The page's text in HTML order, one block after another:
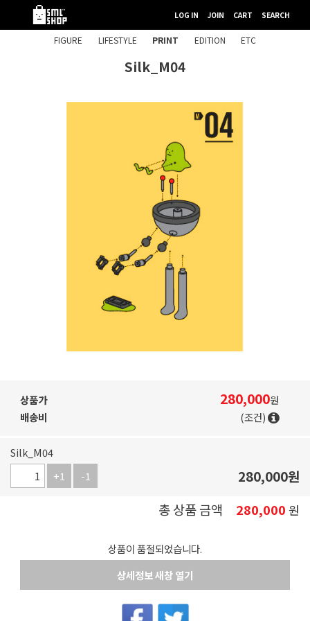
LOG IN JOIN CART SEARCH
FIGURE LIFESTYLE PRINT EDITION ETC
Silk_M04
상품가 280,000원
배송비
(조건)
Silk_M04
+1
-1 280,000원
총 상품 금액
280,000 원
상품이 품절되었습니다.
상세정보 새창 열기